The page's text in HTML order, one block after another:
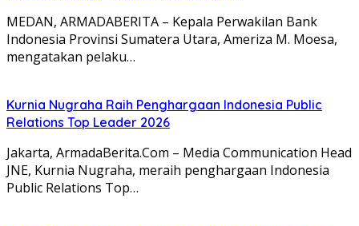
MEDAN, ARMADABERITA – Kepala Perwakilan Bank
Indonesia Provinsi Sumatera Utara, Ameriza M. Moesa,
mengatakan pelaku…
Kurnia Nugraha Raih Penghargaan Indonesia Public
Relations Top Leader 2026
Jakarta, ArmadaBerita.Com – Media Communication Head
JNE, Kurnia Nugraha, meraih penghargaan Indonesia
Public Relations Top…